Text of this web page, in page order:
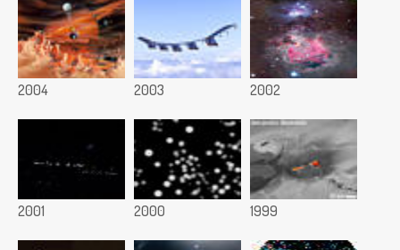
2004 2003 2002
2001 2000 1999